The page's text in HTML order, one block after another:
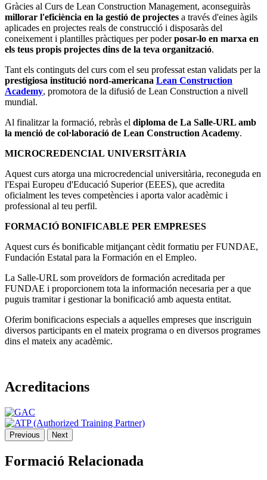
Gràcies al Curs de Lean Construction Management, aconseguiràs
millorar l'eficiència en la gestió de projectes a través d'eines àgils
aplicades en projectes reals de construcció i disposaràs del
coneixement i plantilles pràctiques per poderposar-lo en marxa en
els teus propis projectes dins de la teva organització.
Tant els continguts del curs com el seu professat estan validats per la
prestigiosa institució nord-americana Lean Construction
Academy, promotora de la difusió de Lean Construction a nivell
mundial.
Al finalitzar la formació, rebràs el diploma de La Salle-URL amb
la menció de col·laboració de Lean Construction Academy.
MICROCREDENCIAL UNIVERSITÀRIA
Aquest curs atorga una microcredencial universitària, reconeguda en
l'Espai Europeu d'Educació Superior (EEES), que acredita
oficialment les teves competències i aporta valor acadèmic i
professional al teu perfil.
FORMACIÓ BONIFICABLE PER EMPRESES
Aquest curs és bonificable mitjançant cèdit formatiu per FUNDAE,
Fundación Estatal para la Formación en el Empleo.
La Salle-URL som proveïdors de formación acreditada per
FUNDAE i proporcionem tota la información necesaria per a que
puguis tramitar i gestionar la bonificació amb aquesta entitat.
Oferim bonificacions especials a aquelles empreses que inscriguin
diversos participants en el mateix programa o en diversos programes
dins el mateix any acadèmic.
Acreditacions
Previous Next
Formació Relacionada